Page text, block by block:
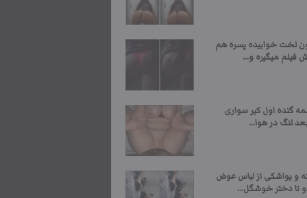
لخت خوابیده پسره هم
فیلم میگیره و...
گنده اول کیر سواری
لنگ در هوا...
و یواشکی از لباس عوض
تا دختر خوشگل...